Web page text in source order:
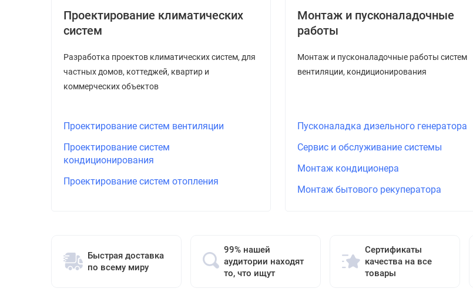
Проектирование климатических
систем
Разработка проектов климатических систем, для
частных домов, коттеджей, квартир и
коммерческих объектов
Проектирование систем вентиляции
Проектирование систем
кондиционирования
Проектирование систем отопления
Монтаж и пусконаладочные
работы
Монтаж и пусконаладочные работы систем
вентиляции, кондиционирования
Пусконаладка дизельного генератора
Сервис и обслуживание системы
Монтаж кондиционера
Монтаж бытового рекуператора
Быстрая доставка
по всему миру
99% нашей
аудитории находят
то, что ищут
Сертификаты
качества на все
товары